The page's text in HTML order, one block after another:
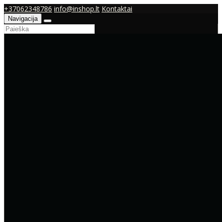
+37062348786 info@inshop.lt Kontaktai
Navigacija